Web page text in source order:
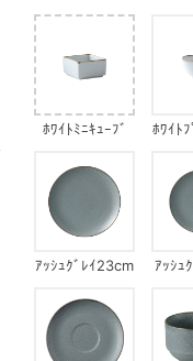
ﾎﾜｲﾄﾐﾆｷｭｰﾌﾞ
ﾎﾜｲﾄ
ｱｯｼｭｸﾞﾚｲ23cm
ｱｯｼｭ